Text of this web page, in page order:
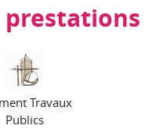
prestations
Travaux
Publics